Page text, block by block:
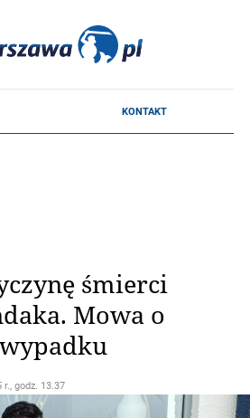
śmierci
Mowa o
r., godz. 13.37